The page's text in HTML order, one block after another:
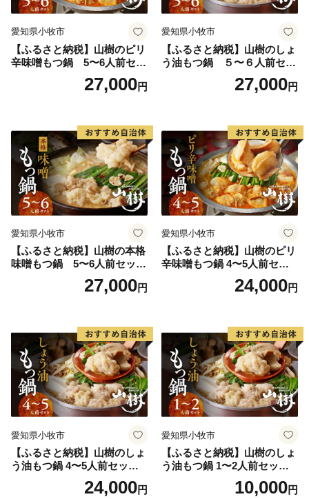
愛知県小牧市
【ふるさと納税】山樹のピリ
辛味噌もつ鍋 5〜6人前セッ
ト 山樹 国産 牛もつ ホルモン
モツ オンライン飲み会 ホー
時間
27,000円
愛知県小牧市
【ふるさと納税】山樹のしょ
う油もつ鍋 ５〜６人前セッ
ト 山樹 国産 牛もつ ホルモン
モツ オンライン飲み会 ホー
時間
27,000円
愛知県小牧市
【ふるさと納税】山樹の本格
味噌もつ鍋 5〜6人前セット
山樹 国産 牛もつ ホルモン モ
ツ オンライン飲み会 ホーム
間
27,000円
愛知県小牧市
【ふるさと納税】山樹のピリ
辛味噌もつ鍋 4〜5人前セッ
ト 山樹 国産 牛もつ ホルモン
モツ オンライン飲み会 ホー
時間
24,000円
愛知県小牧市
【ふるさと納税】山樹のしょ
う油もつ鍋 4〜5人前セット
山樹 国産 牛もつ ホルモン モ
ツ オンライン飲み会 ホーム
24,000円
愛知県小牧市
【ふるさと納税】山樹のしょ
う油もつ鍋 1〜2人前セット
山樹 国産 牛もつ ホルモン モ
ツ オンライン飲み会 ホーム
10,000円